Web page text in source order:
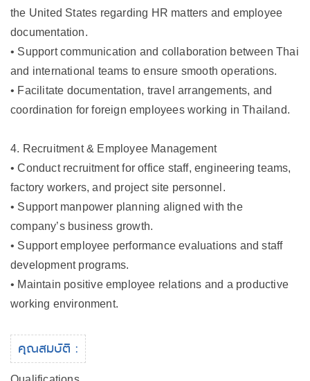
the United States regarding HR matters and employee
documentation.
• Support communication and collaboration between Thai
and international teams to ensure smooth operations.
• Facilitate documentation, travel arrangements, and
coordination for foreign employees working in Thailand.
4. Recruitment & Employee Management
• Conduct recruitment for office staff, engineering teams,
factory workers, and project site personnel.
• Support manpower planning aligned with the
company’s business growth.
• Support employee performance evaluations and staff
development programs.
• Maintain positive employee relations and a productive
working environment.
คุณสมบัติ :